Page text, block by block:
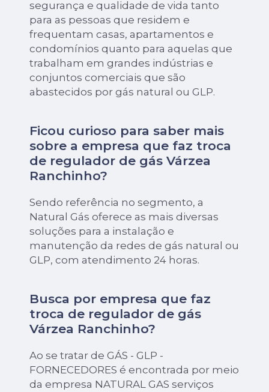
segurança e qualidade de vida tanto
para as pessoas que residem e
frequentam casas, apartamentos e
condomínios quanto para aquelas que
trabalham em grandes indústrias e
conjuntos comerciais que são
abastecidos por gás natural ou GLP.
Ficou curioso para saber mais
sobre a empresa que faz troca
de regulador de gás Várzea
Ranchinho?
Sendo referência no segmento, a
Natural Gás oferece as mais diversas
soluções para a instalação e
manutenção da redes de gás natural ou
GLP, com atendimento 24 horas.
Busca por empresa que faz
troca de regulador de gás
Várzea Ranchinho?
Ao se tratar de GÁS - GLP -
FORNECEDORES é encontrada por meio
da empresa NATURAL GAS serviços